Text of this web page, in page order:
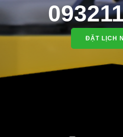
ĐẶT LỊCH